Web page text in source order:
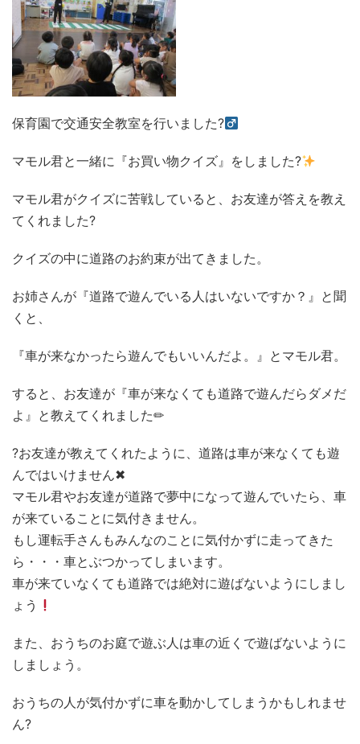
保育園で交通安全教室を行いました?‍
マモル君と一緒に『お買い物クイズ』をしました?
マモル君がクイズに苦戦していると、お友達が答えを教え
てくれました?
クイズの中に道路のお約束が出てきました。
お姉さんが『道路で遊んでいる人はいないですか？』と聞
くと、
『車が来なかったら遊んでもいいんだよ。』とマモル君。
すると、お友達が『車が来なくても道路で遊んだらダメだ
よ』と教えてくれました✏
?お友達が教えてくれたように、道路は車が来なくても遊
んではいけません✖
マモル君やお友達が道路で夢中になって遊んでいたら、車
が来ていることに気付きません。
もし運転手さんもみんなのことに気付かずに走ってきた
ら・・・車とぶつかってしまいます。
車が来ていなくても道路では絶対に遊ばないようにしまし
ょう
また、おうちのお庭で遊ぶ人は車の近くで遊ばないように
しましょう。
おうちの人が気付かずに車を動かしてしまうかもしれませ
ん?